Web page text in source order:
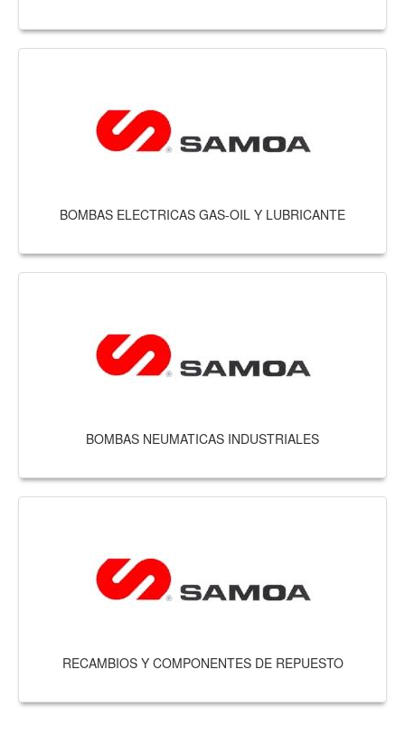
BOMBAS ELECTRICAS GAS-OIL Y LUBRICANTE
BOMBAS NEUMATICAS INDUSTRIALES
RECAMBIOS Y COMPONENTES DE REPUESTO